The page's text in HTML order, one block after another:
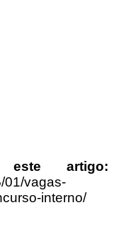
este artigo:
01/vagas-
interno/